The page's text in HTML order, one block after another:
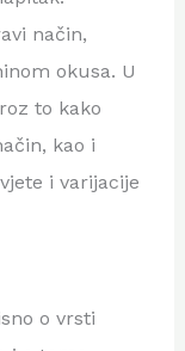
način,
okusa. U
to kako
kao i
i varijacije
o vrsti